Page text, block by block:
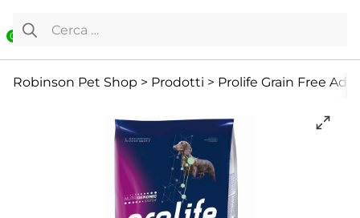
0
Ricerca per:
Robinson Pet Shop > Prodotti > Prolife Grain Free